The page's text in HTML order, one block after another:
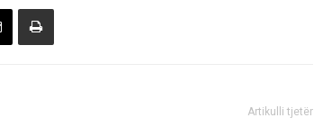
Artikulli tjetër